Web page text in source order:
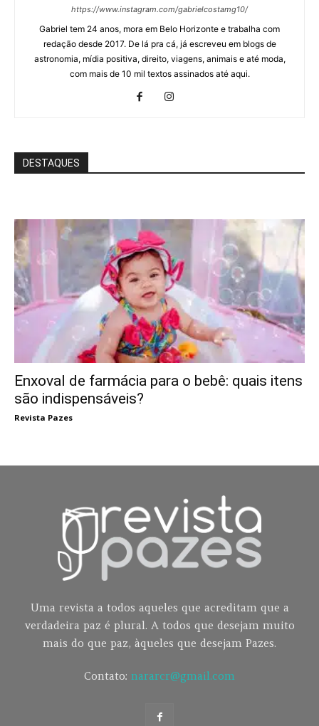
https://www.instagram.com/gabrielcostamg10/
Gabriel tem 24 anos, mora em Belo Horizonte e trabalha com
redação desde 2017. De lá pra cá, já escreveu em blogs de
astronomia, mídia positiva, direito, viagens, animais e até moda,
com mais de 10 mil textos assinados até aqui.
DESTAQUES
Enxoval de farmácia para o bebê: quais itens
são indispensáveis?
Revista Pazes
Uma revista a todos aqueles que acreditam que a
verdadeira paz é plural. A todos que desejam muito
mais do que paz, àqueles que desejam Pazes.
Contato: nararcr@gmail.com